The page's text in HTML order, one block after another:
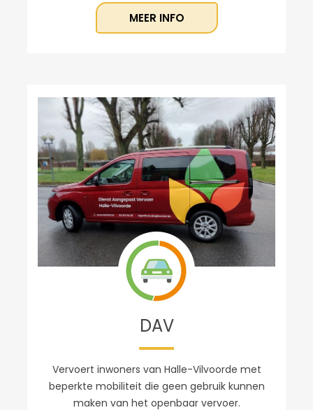
MEER INFO
DAV
Vervoert inwoners van Halle-Vilvoorde met
beperkte mobiliteit die geen gebruik kunnen
maken van het openbaar vervoer.